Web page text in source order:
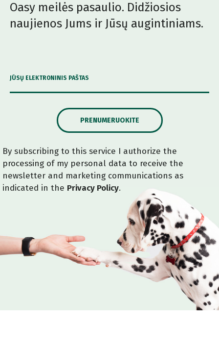
Oasy meilės pasaulio. Didžiosios
naujienos Jums ir Jūsų augintiniams.
JŪSŲ ELEKTRONINIS PAŠTAS
PRENUMERUOKITE
By subscribing to this service I authorize the
processing of my personal data to receive the
newsletter and marketing communications as
indicated in the Privacy Policy.